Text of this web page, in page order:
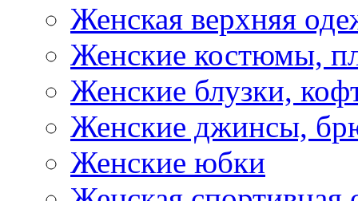
Женская верхняя
Женские костюмы,
Женские блузки,
Женские джинсы,
Женские юбки